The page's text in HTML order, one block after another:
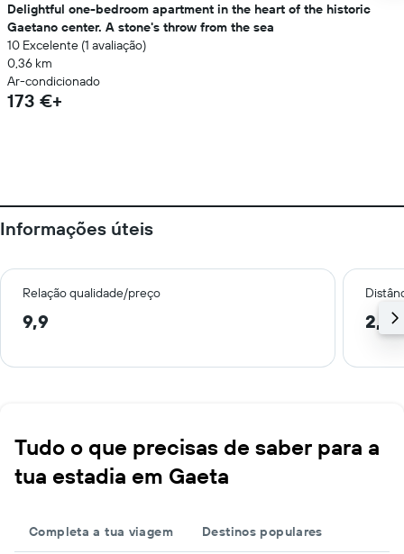
Delightful one-bedroom apartment in the heart of the historic
Gaetano center. A stone's throw from the sea
10 Excelente (1 avaliação)
0,36 km
Ar-condicionado
173 €+
Informações úteis
Relação qualidade/preço
9,9 2,8
Tudo o que precisas de saber para a
tua estadia em Gaeta
Completa a tua viagem Destinos populares